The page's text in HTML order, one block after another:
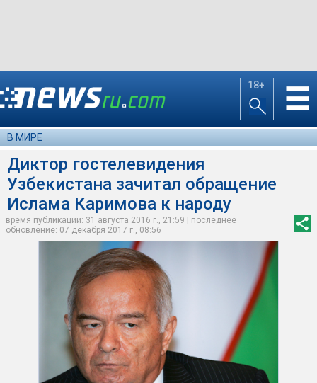
18+ ☰
В МИРЕ
Диктор гостелевидения
Узбекистана зачитал обращение
Ислама Каримова к народу
время публикации: 31 августа 2016 г., 21:59 | последнее
обновление: 07 декабря 2017 г., 08:56